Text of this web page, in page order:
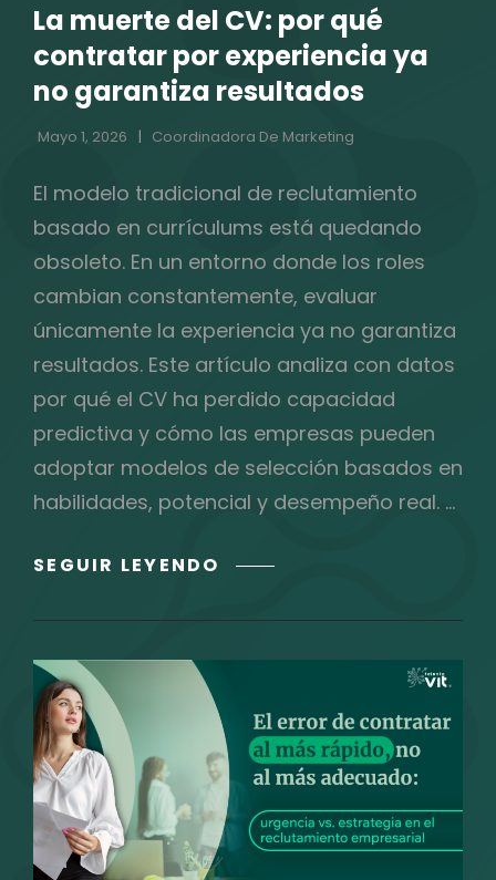
La muerte del CV: por qué
contratar por experiencia ya
no garantiza resultados
Mayo 1, 2026 Coordinadora De Marketing
El modelo tradicional de reclutamiento
basado en currículums está quedando
obsoleto. En un entorno donde los roles
cambian constantemente, evaluar
únicamente la experiencia ya no garantiza
resultados. Este artículo analiza con datos
por qué el CV ha perdido capacidad
predictiva y cómo las empresas pueden
adoptar modelos de selección basados en
habilidades, potencial y desempeño real. …
SEGUIR LEYENDO LA
DEL
CONTRATAR
POR
EXPERIENCIA
YA
NO
GARANTIZA